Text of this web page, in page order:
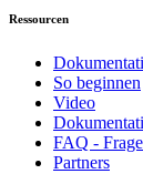
Ressourcen
So beginnen
Video
FAQ -
Partners